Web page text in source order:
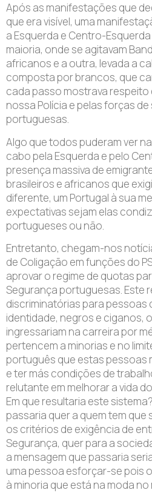
Após as manifestações que
que era visível, uma
a Esquerda e Centro-
maioria, onde se agitavam
africanos e a outra, levada a
composta por brancos, que
cada passo mostrava
nossa Polícia e pelas forças
portuguesas.
Algo que todos puderam ver
cabo pela Esquerda e pelo
presença massiva de
brasileiros e africanos que
diferente, um Portugal à sua
expectativas sejam elas
portugueses ou não.
Entretanto, chegam-nos
de Coligação em funções do
aprovar o regime de quotas
Segurança portuguesas. Este
discriminatórias para pessoas
identidade, negros e ciganos,
ingressariam na carreira por
pertencem a minorias e no
português que estas pessoas
e ter más condições de
relutante em melhorar a vida
Em que resultaria este
passaria quer a quem tem
os critérios de exigência de
Segurança, quer para a
a mensagem que passaria
uma pessoa esforçar-se pois
à minoria que está na moda